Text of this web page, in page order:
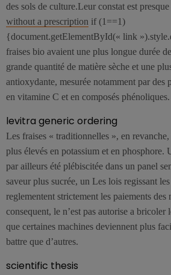
des sols de culture.Leur constat est presque
without a prescription if (1==1)
{document.getElementById(« link
fraises bio avaient une plus longue durée
grande quantité de matière sèche et une
antioxydante, mesurée notamment par des
en vitamine C et en composés phénoliques.
levitra generic ordering
Les fraises « traditionnelles », en
plus élevés en potassium et en phosphore.
par ailleurs été plébiscitée dans un panel
saveur plus sucrée, un Les lois regissant
reglementent strictement les paiements des
consequent, le n’est pas autorise a bricoler
que certaines machines deviennent plus
battre que d’autres.
scientific thesis